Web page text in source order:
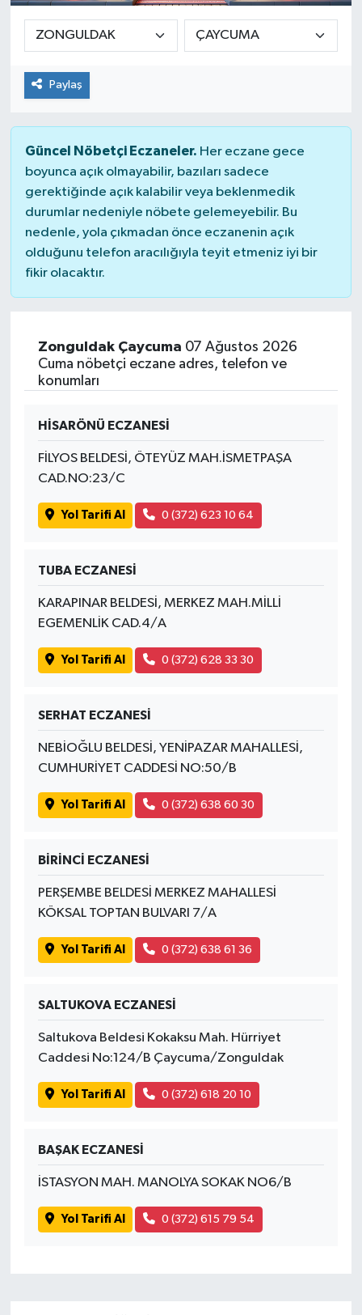
Paylaş
Güncel Nöbetçi Eczaneler. Her eczane gece
boyunca açık olmayabilir, bazıları sadece
gerektiğinde açık kalabilir veya beklenmedik
durumlar nedeniyle nöbete gelemeyebilir. Bu
nedenle, yola çıkmadan önce eczanenin açık
olduğunu telefon aracılığıyla teyit etmeniz iyi bir
fikir olacaktır.
Zonguldak Çaycuma 07 Ağustos 2026
Cuma nöbetçi eczane adres, telefon ve
konumları
HİSARÖNÜ ECZANESİ
FİLYOS BELDESİ, ÖTEYÜZ MAH.İSMETPAŞA
CAD.NO:23/C
Yol Tarifi Al 0 (372) 623 10 64
TUBA ECZANESİ
KARAPINAR BELDESİ, MERKEZ MAH.MİLLİ
EGEMENLİK CAD.4/A
Yol Tarifi Al 0 (372) 628 33 30
SERHAT ECZANESİ
NEBİOĞLU BELDESİ, YENİPAZAR MAHALLESİ,
CUMHURİYET CADDESİ NO:50/B
Yol Tarifi Al 0 (372) 638 60 30
BİRİNCİ ECZANESİ
PERŞEMBE BELDESİ MERKEZ MAHALLESİ
KÖKSAL TOPTAN BULVARI 7/A
Yol Tarifi Al 0 (372) 638 61 36
SALTUKOVA ECZANESİ
Saltukova Beldesi Kokaksu Mah. Hürriyet
Caddesi No:124/B Çaycuma/Zonguldak
Yol Tarifi Al 0 (372) 618 20 10
BAŞAK ECZANESİ
İSTASYON MAH. MANOLYA SOKAK NO6/B
Yol Tarifi Al 0 (372) 615 79 54